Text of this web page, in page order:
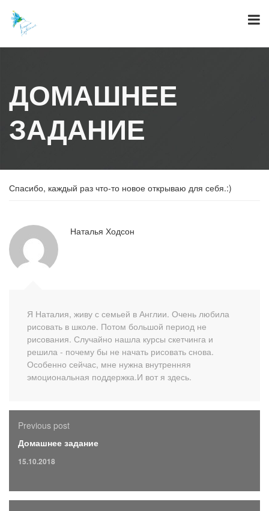
content
ДОМАШНЕЕ
ЗАДАНИЕ
Спасибо, каждый раз что-то новое открываю для себя.:)
Наталья Ходсон
Я Наталия, живу с семьей в Англии. Очень любила
рисовать в школе. Потом большой период не
рисования. Случайно нашла курсы скетчинга и
решила - почему бы не начать рисовать снова.
Особенно сейчас, мне нужна внутренняя
эмоциональная поддержка.И вот я здесь.
Previous post
Домашнее задание
15.10.2018